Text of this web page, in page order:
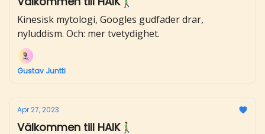
Kinesisk mytologi, Googles gudfader drar,
nyluddism. Och: mer tvetydighet.
Gustav Juntti
Apr 27, 2023
Välkommen till HAIK🚶‍♂️